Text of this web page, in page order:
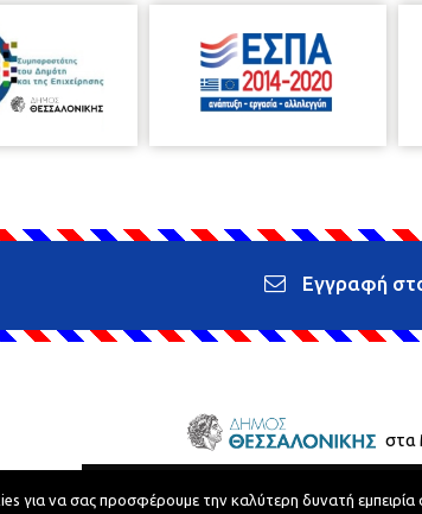
Εγγραφή
στα
για να σας προσφέρουμε την καλύτερη δυνατή εμπειρία